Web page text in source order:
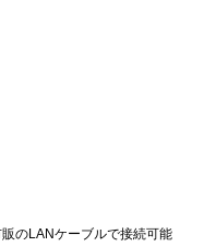
のLANケーブルで接続可能